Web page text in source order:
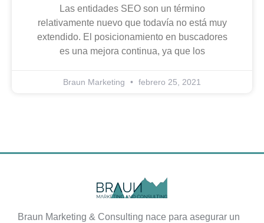
Las entidades SEO son un término
relativamente nuevo que todavía no está muy
extendido. El posicionamiento en buscadores
es una mejora continua, ya que los
Braun Marketing febrero 25, 2021
Braun Marketing & Consulting nace para asegurar un